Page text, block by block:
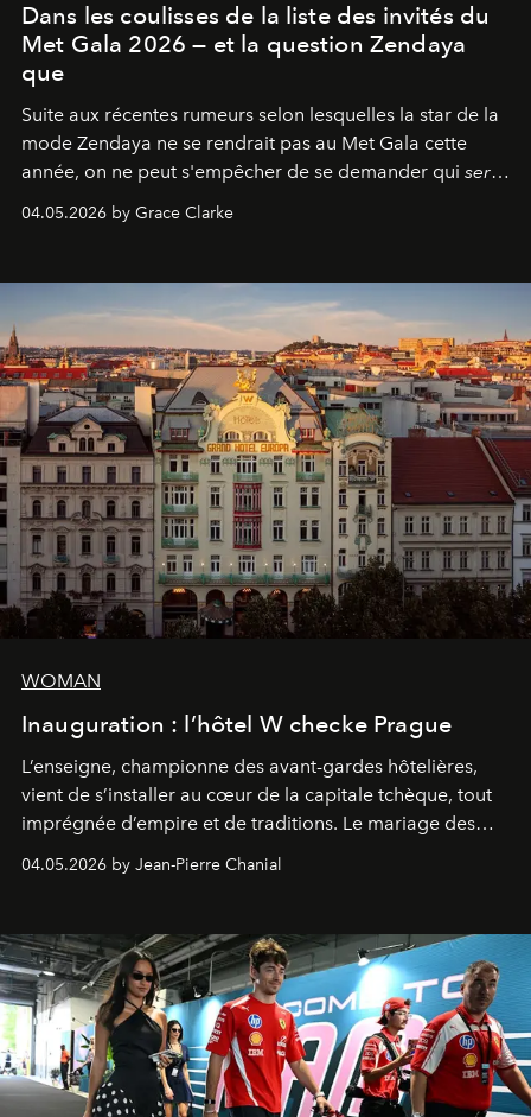
Dans les coulisses de la liste des invités du
Met Gala 2026 — et la question Zendaya
que
Suite aux récentes rumeurs selon lesquelles la star de la
mode Zendaya ne se rendrait pas au Met Gala cette
année, on ne peut s'empêcher de se demander qui sera
04.05.2026 by Grace Clarke
WOMAN
Inauguration : l’hôtel W checke Prague
L’enseigne, championne des avant-gardes hôtelières,
vient de s’installer au cœur de la capitale tchèque, tout
imprégnée d’empire et de traditions. Le mariage des
extrêmes fait merveille.
04.05.2026 by Jean-Pierre Chanial